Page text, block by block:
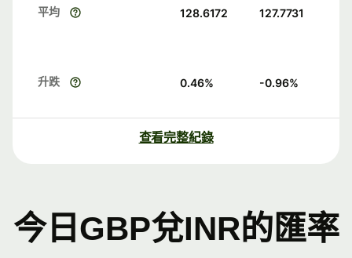
平均 128.6172 127.7731
升跌 0.46% -0.96%
查看完整紀錄
今日GBP兌INR的匯率